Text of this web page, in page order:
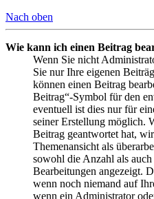
Nach oben
Wie kann ich einen Beitrag
Wenn Sie nicht
Sie nur Ihre eigenen
können einen Beitrag
Beitrag“-Symbol für den
eventuell ist dies nur für
seiner Erstellung möglich.
Beitrag geantwortet hat,
Themenansicht als
sowohl die Anzahl als
Bearbeitungen angezeigt.
wenn noch niemand auf
wenn ein Administrator